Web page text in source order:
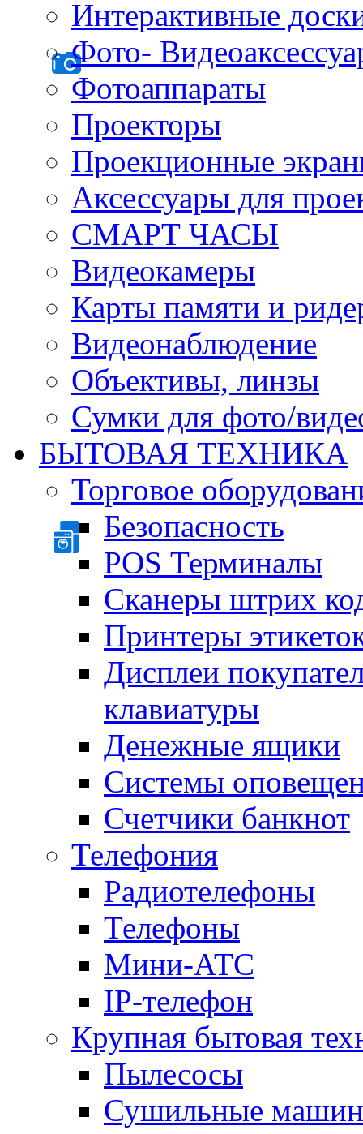
Интерактивные
Фото-
Фотоаппараты
Проекторы
Проекционные
Аксессуары для
СМАРТ ЧАСЫ
Видеокамеры
Карты памяти и
Видеонаблюдение
Объективы, линзы
Сумки для фото/
БЫТОВАЯ ТЕХНИКА
Торговое
Безопасность
POS Терминалы
Сканеры штрих
Принтеры
Дисплеи
клавиатуры
Денежные ящики
Системы
Счетчики банкнот
Телефония
Радиотелефоны
Телефоны
Мини-АТС
IP-телефон
Крупная бытовая
Пылесосы
Сушильные